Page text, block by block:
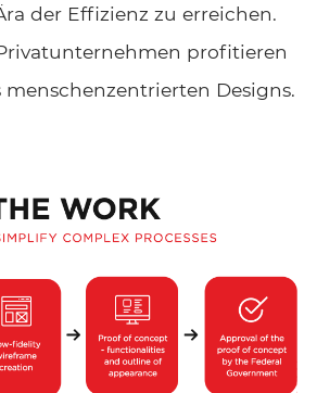
der Effizienz zu erreichen.
profitieren
menschenzentrierten Designs.